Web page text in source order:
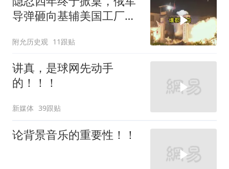
导弹砸向基辅美国工厂，
附允历史观 11跟贴
讲真，是球网先动手
的！！！
新媒体 39跟贴
论背景音乐的重要性！！